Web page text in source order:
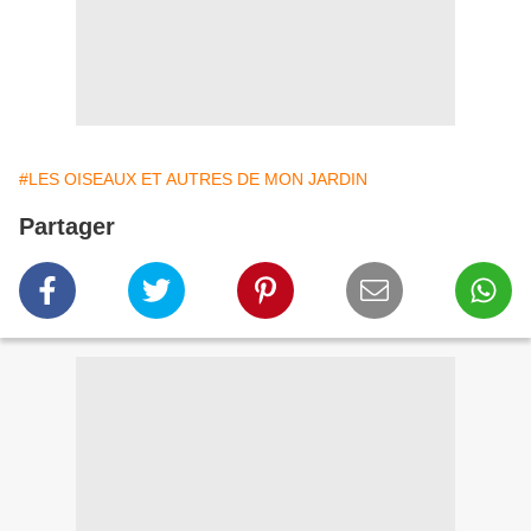
#LES OISEAUX ET AUTRES DE MON JARDIN
Partager